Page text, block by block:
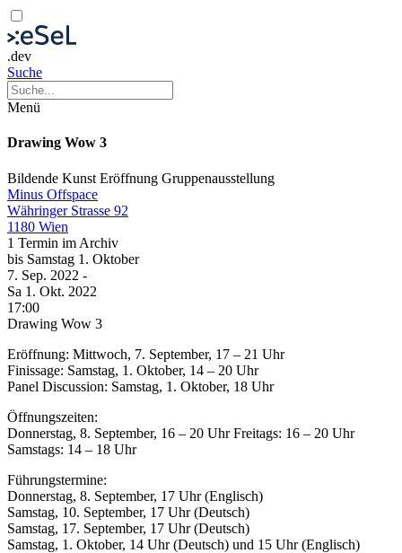
.dev
Suche
Menü
Drawing Wow 3
Bildende Kunst Eröffnung Gruppenausstellung
Minus Offspace
Währinger Strasse 92
1180 Wien
1 Termin im Archiv
bis Samstag 1. Oktober
7. Sep. 2022 -
Sa 1. Okt. 2022
17:00
Drawing Wow 3
Eröffnung: Mittwoch, 7. September, 17 – 21 Uhr
Finissage: Samstag, 1. Oktober, 14 – 20 Uhr
Panel Discussion: Samstag, 1. Oktober, 18 Uhr
Öffnungszeiten:
Donnerstag, 8. September, 16 – 20 Uhr Freitags: 16 – 20 Uhr
Samstags: 14 – 18 Uhr
Führungstermine:
Donnerstag, 8. September, 17 Uhr (Englisch)
Samstag, 10. September, 17 Uhr (Deutsch)
Samstag, 17. September, 17 Uhr (Deutsch)
Samstag, 1. Oktober, 14 Uhr (Deutsch) und 15 Uhr (Englisch)